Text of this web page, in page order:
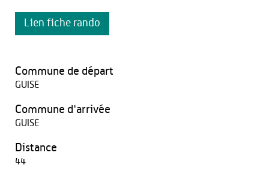
Lien fiche rando
Commune de départ
GUISE
Commune d'arrivée
GUISE
Distance
44